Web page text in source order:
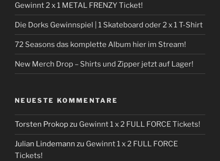
Gewinnt 2 x 1 METAL FRENZY Ticket!
Die Dorks Gewinnspiel | 1 Skateboard oder 2 x 1 T-Shirt
72 Seasons das komplette Album hier im Stream!
New Merch Drop – Shirts und Zipper jetzt auf Lager!
NEUESTE KOMMENTARE
Torsten Prokopzu Gewinnt 1 x 2 FULL FORCE Tickets!
Julian Lindemann zu Gewinnt 1 x 2 FULL FORCE
Tickets!